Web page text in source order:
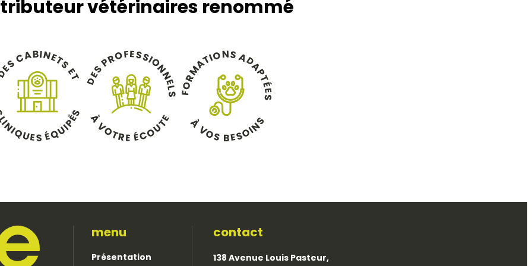
vétérinaires renommé
ESCABINETS
E
T
I
NIQUES ÉQU
I
P
É
S
D
E
S
PROFESSION
N
E
L
S
À
VOTRE ÉCOUT
E
F
O
R
M
ATIONS ADAP
T
É
E
S
À
VOS BESOI
N
S
menu
Présentation
contact
138 Avenue Louis Pasteur,